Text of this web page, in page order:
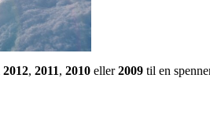
2012, 2011, 2010 eller2009 til en